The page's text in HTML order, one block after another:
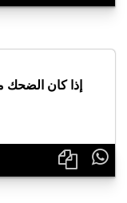
إذا كان الضحك
